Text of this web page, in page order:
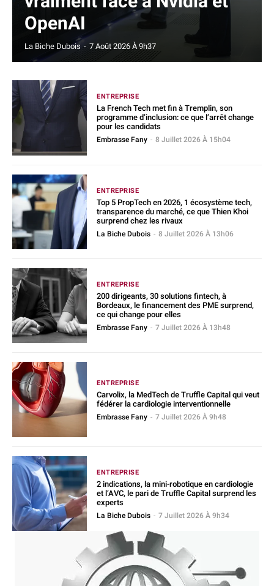
OpenAI
La Biche Dubois - 7 Août 2026 À 9h37
ENTREPRISE
La French Tech met fin à Tremplin, son
programme d’inclusion: ce que l’arrêt change
pour les candidats
Embrasse Fany - 8 Juillet 2026 À 15h04
ENTREPRISE
Top 5 PropTech en 2026, 1 écosystème tech,
transparence du marché, ce que Thien Khoi
surprend chez les rivaux
La Biche Dubois - 8 Juillet 2026 À 13h06
ENTREPRISE
200 dirigeants, 30 solutions fintech, à
Bordeaux, le financement des PME surprend,
ce qui change pour elles
Embrasse Fany - 7 Juillet 2026 À 13h48
ENTREPRISE
Carvolix, la MedTech de Truffle Capital qui veut
fédérer la cardiologie interventionnelle
Embrasse Fany - 7 Juillet 2026 À 9h48
ENTREPRISE
2 indications, la mini-robotique en cardiologie
et l’AVC, le pari de Truffle Capital surprend les
experts
La Biche Dubois - 7 Juillet 2026 À 9h34